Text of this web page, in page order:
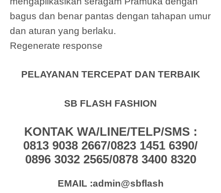
bagus dan benar pantas dengan tahapan umur
dan aturan yang berlaku.
Regenerate response
PELAYANAN TERCEPAT DAN TERBAIK
SB FLASH FASHION
KONTAK WA/LINE/TELP/SMS :
0813 9038 2667/0823 1451 6390/
0896 3032 2565/0878 3400 8320
EMAIL :admin@sbflash